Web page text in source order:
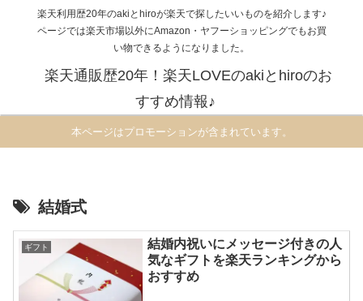
楽天利用歴20年のakiとhiroが楽天で探したいいものを紹介します♪
ページでは楽天市場以外にAmazon・ヤフーショッピングでもお買
い物できるようになりました。
楽天通販歴20年！楽天LOVEのakiとhiroのお
すすめ情報♪
本ページはプロモーションが含まれています。
結婚式
ギフト
結婚内祝いにメッセージ付きの人
気なギフトを楽天ランキングから
おすすめ